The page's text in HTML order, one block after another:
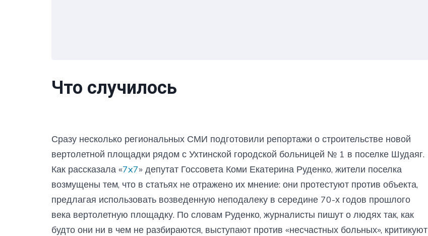
Что случилось
Сразу несколько региональных СМИ подготовили репортажи о строительстве новой
вертолетной площадки рядом с Ухтинской городской больницей № 1 в поселке Шудаяг.
Как рассказала «7x7» депутат Госсовета Коми Екатерина Руденко, жители поселка
возмущены тем, что в статьях не отражено их мнение: они протестуют против объекта,
предлагая использовать возведенную неподалеку в середине 70-х годов прошлого
века вертолетную площадку. По словам Руденко, журналисты пишут о людях так, как
будто они ни в чем не разбираются, выступают против «несчастных больных», критикуют